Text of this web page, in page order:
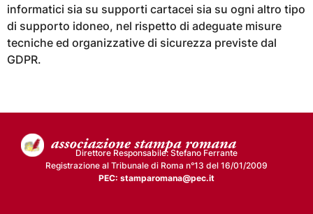
informatici sia su supporti cartacei sia su ogni altro tipo
di supporto idoneo, nel rispetto di adeguate misure
tecniche ed organizzative di sicurezza previste dal
GDPR.
Direttore Responsabile: Stefano Ferrante
Registrazione al Tribunale di Roma n°13 del 16/01/2009
PEC: stamparomana@pec.it